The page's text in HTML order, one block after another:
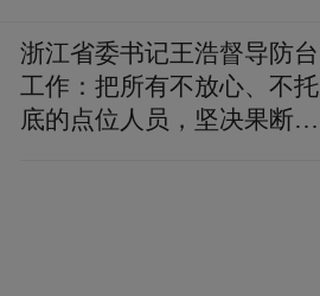
浙江省委书记王浩督导防台
工作：把所有不放心、不托
底的点位人员，坚决果断转